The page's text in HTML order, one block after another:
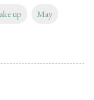
up May